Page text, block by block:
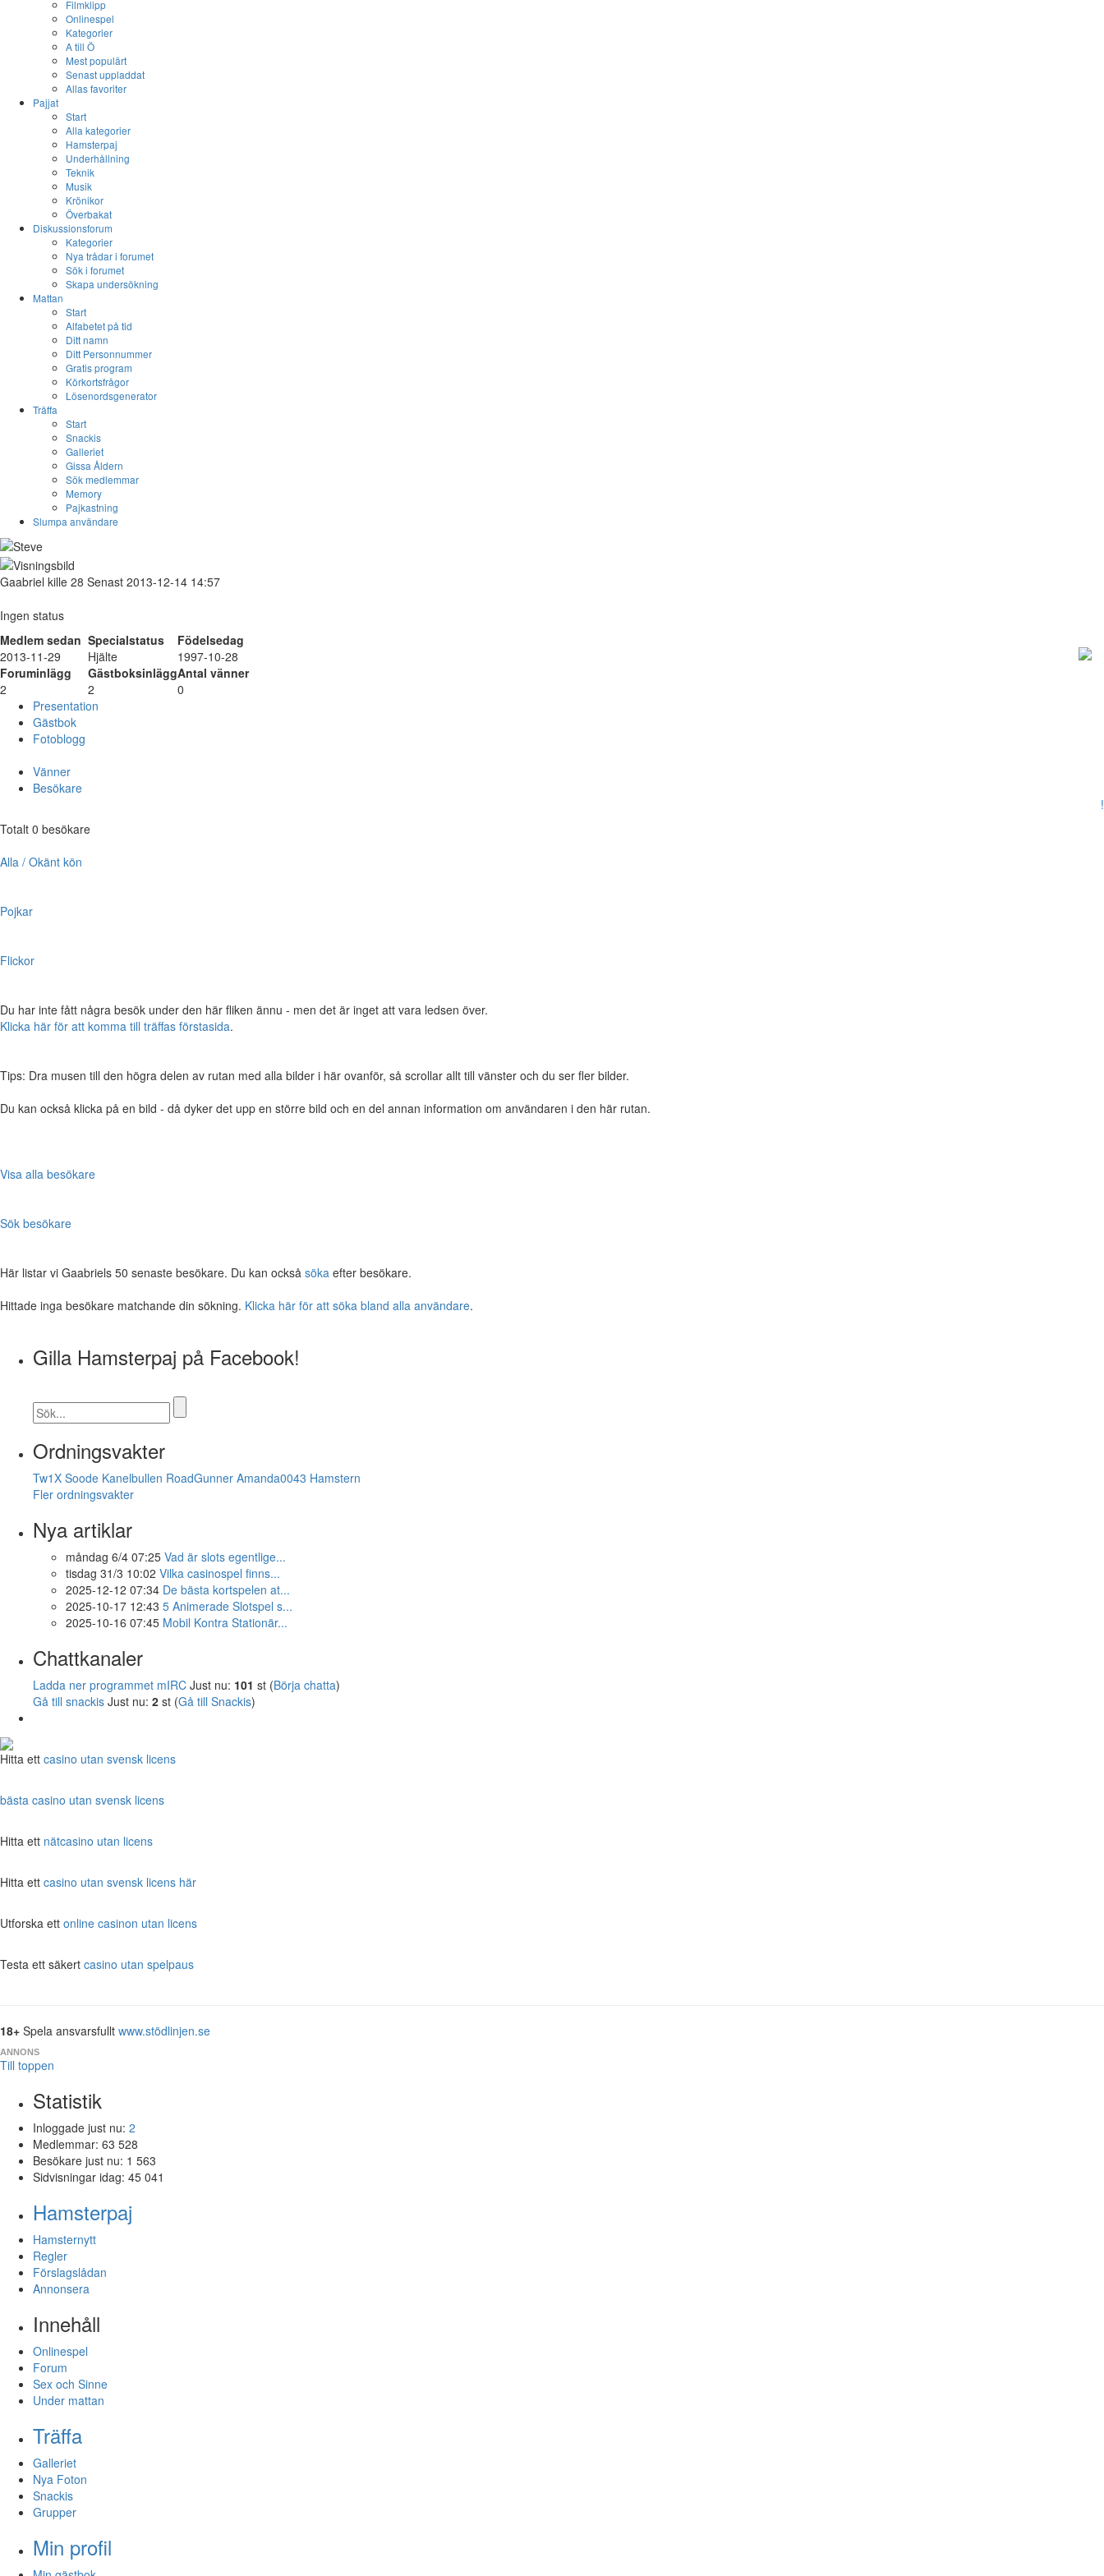
Filmklipp
Onlinespel
Kategorier
A till Ö
Mest populärt
Senast uppladdat
Allas favoriter
Pajjat
Start
Alla kategorier
Hamsterpaj
Underhållning
Teknik
Musik
Krönikor
Överbakat
Diskussionsforum
Kategorier
Nya trådar i forumet
Sök i forumet
Skapa undersökning
Mattan
Start
Alfabetet på tid
Ditt namn
Ditt Personnummer
Gratis program
Körkortsfrågor
Lösenordsgenerator
Träffa
Start
Snackis
Galleriet
Gissa Åldern
Sök medlemmar
Memory
Pajkastning
Slumpa användare
Gaabriel kille 28 Senast 2013-12-14 14:57
Ingen status
Medlem sedan Specialstatus
Födelsedag
2013-11-29
Hjälte
1997-10-28
Foruminlägg
GästboksinläggAntal vänner
2
2
0
Presentation
Gästbok
Fotoblogg
Vänner
Besökare
!
Totalt 0 besökare
Alla / Okänt kön
Pojkar
Flickor
Du har inte fått några besök under den här fliken ännu - men det är inget att vara ledsen över.
Klicka här för att komma till träffas förstasida.
Tips: Dra musen till den högra delen av rutan med alla bilder i här ovanför, så scrollar allt till vänster och du ser fler bilder.
Du kan också klicka på en bild - då dyker det upp en större bild och en del annan information om användaren i den här rutan.
Visa alla besökare
Sök besökare
Här listar vi Gaabriels 50 senaste besökare. Du kan också söka efter besökare.
Hittade inga besökare matchande din sökning. Klicka här för att söka bland alla användare.
Gilla Hamsterpaj på Facebook!
Ordningsvakter
Tw1X Soode Kanelbullen RoadGunner Amanda0043 Hamstern
Fler ordningsvakter
Nya artiklar
måndag 6/4 07:25 Vad är slots egentlige...
tisdag 31/3 10:02 Vilka casinospel finns...
2025-12-12 07:34 De bästa kortspelen at...
2025-10-17 12:43 5 Animerade Slotspel s...
2025-10-16 07:45 Mobil Kontra Stationär...
Chattkanaler
Ladda ner programmet mIRC Just nu: 101 st (Börja chatta)
Gå till snackis Just nu: 2 st (Gå till Snackis)
Hitta ett casino utan svensk licens
bästa casino utan svensk licens
Hitta ett nätcasino utan licens
Hitta ett casino utan svensk licens här
Utforska ett online casinon utan licens
Testa ett säkert casino utan spelpaus
18+ Spela ansvarsfullt www.stödlinjen.se
ANNONS
Till toppen
Statistik
Inloggade just nu: 2
Medlemmar: 63 528
Besökare just nu: 1 563
Sidvisningar idag: 45 041
Hamsterpaj
Hamsternytt
Regler
Förslagslådan
Annonsera
Innehåll
Onlinespel
Forum
Sex och Sinne
Under mattan
Träffa
Galleriet
Nya Foton
Snackis
Grupper
Min profil